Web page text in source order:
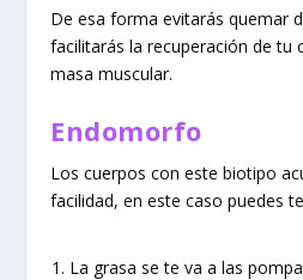
De esa forma evitarás quemar
facilitarás la recuperación de tu
masa muscular.
Endomorfo
Los cuerpos con este biotipo
facilidad, en este caso puedes
La grasa se te va a las